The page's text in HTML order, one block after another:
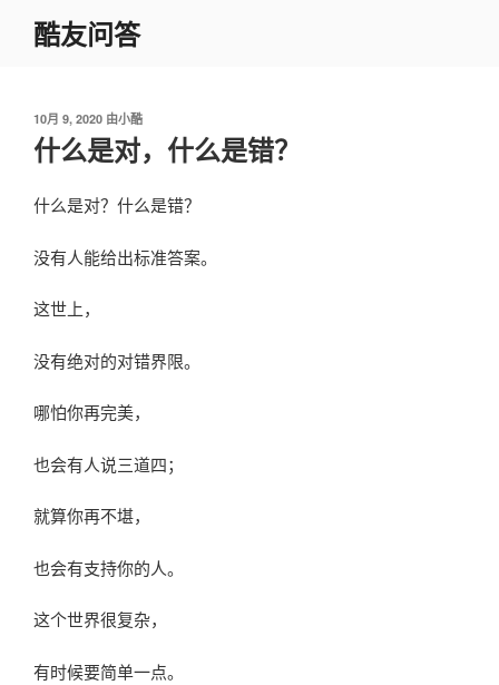
酷友问答
发
布
10月 9, 2020 由小酷
什么是对，什么是错？
什么是对？什么是错？
没有人能给出标准答案。
这世上，
没有绝对的对错界限。
哪怕你再完美，
也会有人说三道四；
就算你再不堪，
也会有支持你的人。
这个世界很复杂，
有时候要简单一点。